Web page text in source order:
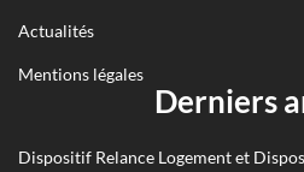
Actualités
Mentions légales
Derniers
Dispositif Relance Logement et